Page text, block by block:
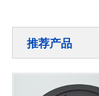
推荐产品